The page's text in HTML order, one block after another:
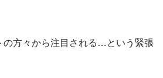
の方々から注目される…という緊張